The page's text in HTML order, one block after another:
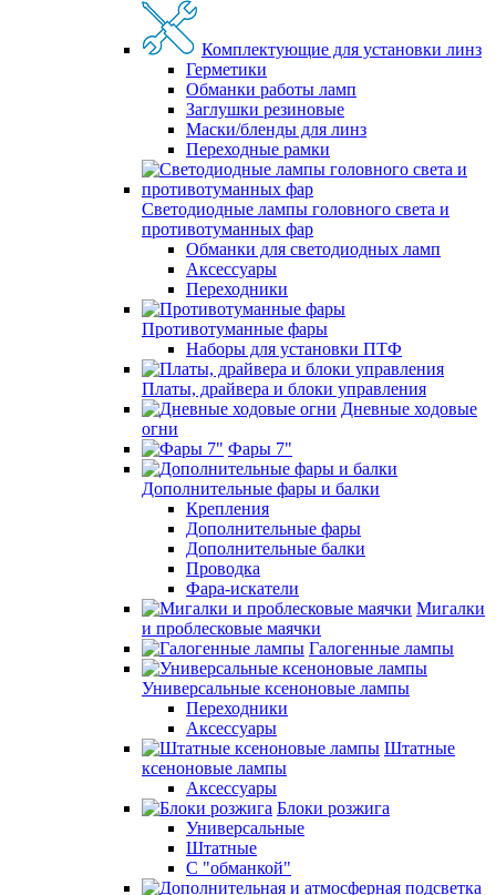
Комплектующие для установки линз
Герметики
Обманки работы ламп
Заглушки резиновые
Маски/бленды для линз
Переходные рамки
Светодиодные лампы головного света и
противотуманных фар
Обманки для светодиодных ламп
Аксессуары
Переходники
Противотуманные фары
Наборы для установки ПТФ
Платы, драйвера и блоки управления
Дневные ходовые
огни
Фары 7"
Дополнительные фары и балки
Крепления
Дополнительные фары
Дополнительные балки
Проводка
Фара-искатели
Мигалки
и проблесковые маячки
Галогенные лампы
Универсальные ксеноновые лампы
Переходники
Аксессуары
Штатные
ксеноновые лампы
Аксессуары
Блоки розжига
Универсальные
Штатные
С "обманкой"